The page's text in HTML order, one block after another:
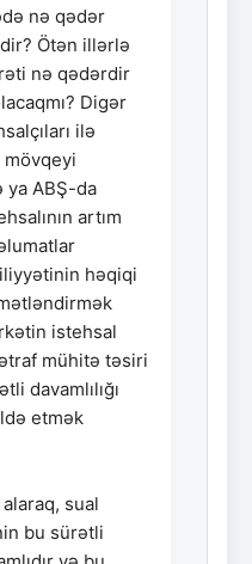
nə qədər
Ötən illərlə
nə qədərdir
Digər
ilə
ya ABŞ-da
artım
həqiqi
istehsal
mühitə təsiri
davamlılığı
etmək
sual
bu sürətli